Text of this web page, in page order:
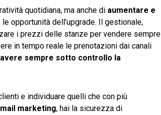
quotidiana, ma anche di aumentare e
opportunità dell’upgrade. Il gestionale,
i prezzi delle stanze per vendere sempre
in tempo reale le prenotazioni dai canali
avere sempre sotto controllo la
e individuare quelli che con più
marketing, hai la sicurezza di